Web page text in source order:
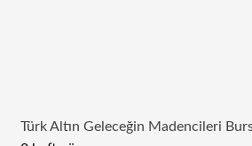
Türk Altın Geleceğin Madencileri